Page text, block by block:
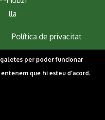
Política de privacitat
per poder funcionar
que hi esteu d'acord.